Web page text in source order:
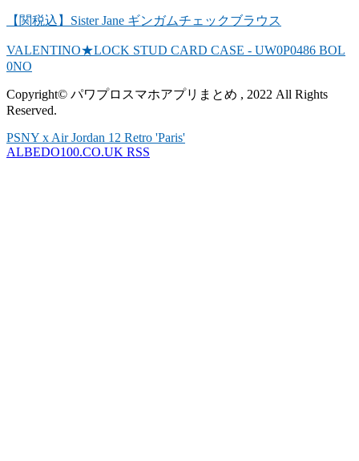
【関税込】Sister Jane ギンガムチェックブラウス
VALENTINO★LOCK STUD CARD CASE - UW0P0486 BOL
0NO
Copyright© パワプロスマホアプリまとめ , 2022 All Rights
Reserved.
PSNY x Air Jordan 12 Retro 'Paris'
ALBEDO100.CO.UK RSS